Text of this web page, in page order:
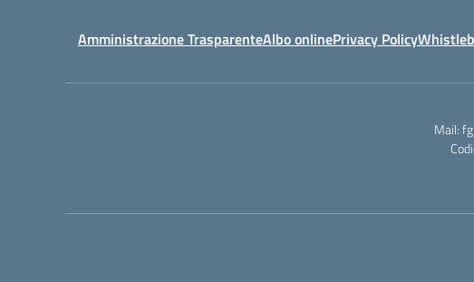
Amministrazione TrasparenteAlbo onlinePrivacy Policy
Mail: